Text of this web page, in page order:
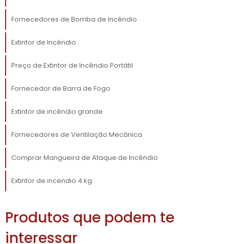
incêndiooferece não apenas produtos, mas
também um serviço excepcional de
consultoria para ajudar a identificar as
termos de segurança contra incêndios. Um
a diferença na hora de tomar decisões sobre
espaço físico, riscos específicos e
dos extintores. Treinar os colaboradores de
forma eficaz pode minimizar danos e
aumentar a segurança, demonstrando a
Fornecedores de Bomba de Incêndio
Extintor de Incêndio
Preço de Extintor de Incêndio Portátil
Fornecedor de Barra de Fogo
Extintor de incêndio grande
Fornecedores de Ventilação Mecânica
Comprar Mangueira de Ataque de Incêndio
Extintor de incendio 4 kg
Produtos que podem te
interessar